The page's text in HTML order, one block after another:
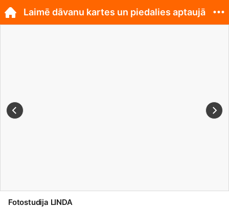
Fotostudija LINDA
Laimē dāvanu kartes un piedalies aptaujā